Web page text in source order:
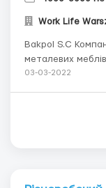
Work Life
Bakpol S.C Компанія Bakpol S.C є польським виробником
металевих меблів. ОБОВ'ЯЗКИ : Монтаж шаф з
елементів, їх
належить
03-03-2022